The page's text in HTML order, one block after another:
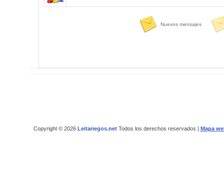
Nuevos mensajes
Copyright © 2026 Leitariegos.netTodos los derechos reservados | Mapa